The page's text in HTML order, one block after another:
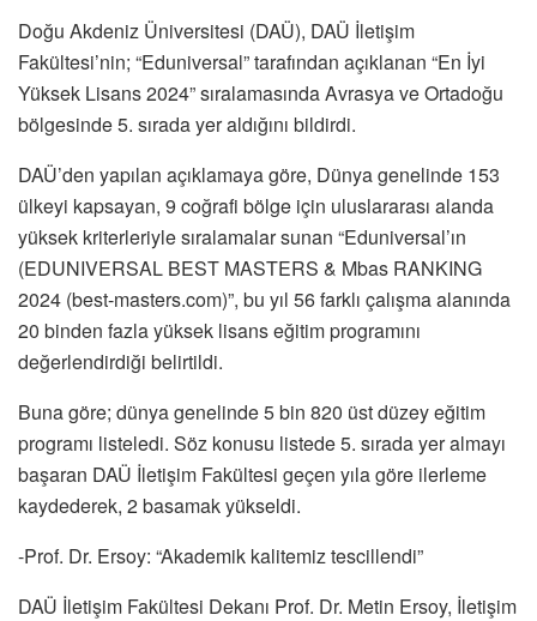
Doğu Akdeniz Üniversitesi (DAÜ), DAÜ İletişim
Fakültesi’nin; “Eduniversal” tarafından açıklanan “En İyi
Yüksek Lisans 2024” sıralamasında Avrasya ve Ortadoğu
bölgesinde 5. sırada yer aldığını bildirdi.
DAÜ’den yapılan açıklamaya göre, Dünya genelinde 153
ülkeyi kapsayan, 9 coğrafi bölge için uluslararası alanda
yüksek kriterleriyle sıralamalar sunan “Eduniversal’ın
(EDUNIVERSAL BEST MASTERS & Mbas RANKING
2024 (best-masters.com)”, bu yıl 56 farklı çalışma alanında
20 binden fazla yüksek lisans eğitim programını
değerlendirdiği belirtildi.
Buna göre; dünya genelinde 5 bin 820 üst düzey eğitim
programı listeledi. Söz konusu listede 5. sırada yer almayı
başaran DAÜ İletişim Fakültesi geçen yıla göre ilerleme
kaydederek, 2 basamak yükseldi.
-Prof. Dr. Ersoy: “Akademik kalitemiz tescillendi”
DAÜ İletişim Fakültesi Dekanı Prof. Dr. Metin Ersoy, İletişim